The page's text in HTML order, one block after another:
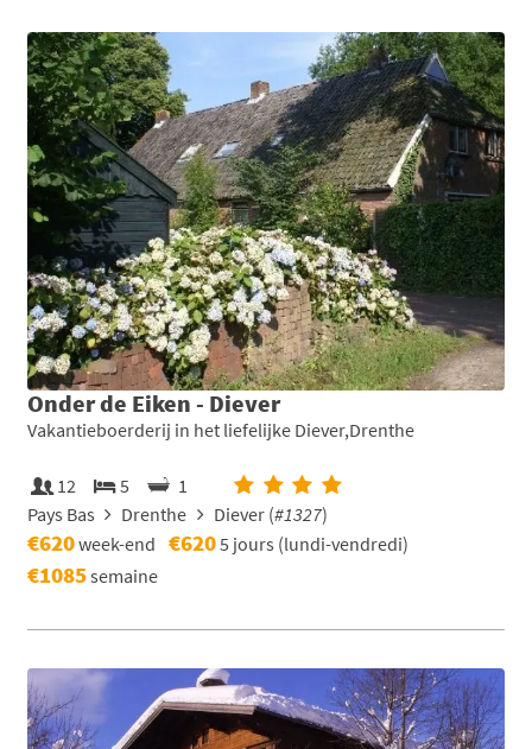
Onder de Eiken - Diever
Vakantieboerderij in het liefelijke Diever,Drenthe
12 5
1
Pays Bas
Drenthe Diever (#1327)
€620week-end €6205 jours (lundi-vendredi)
€1085semaine